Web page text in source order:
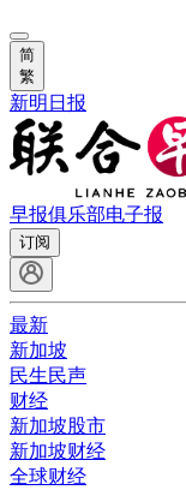
简
繁
新明日报
早报俱乐部电子报
订阅
最新
新加坡
民生民声
财经
新加坡股市
新加坡财经
全球财经